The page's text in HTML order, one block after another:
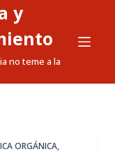
y
no teme a la
ORGÁNICA,